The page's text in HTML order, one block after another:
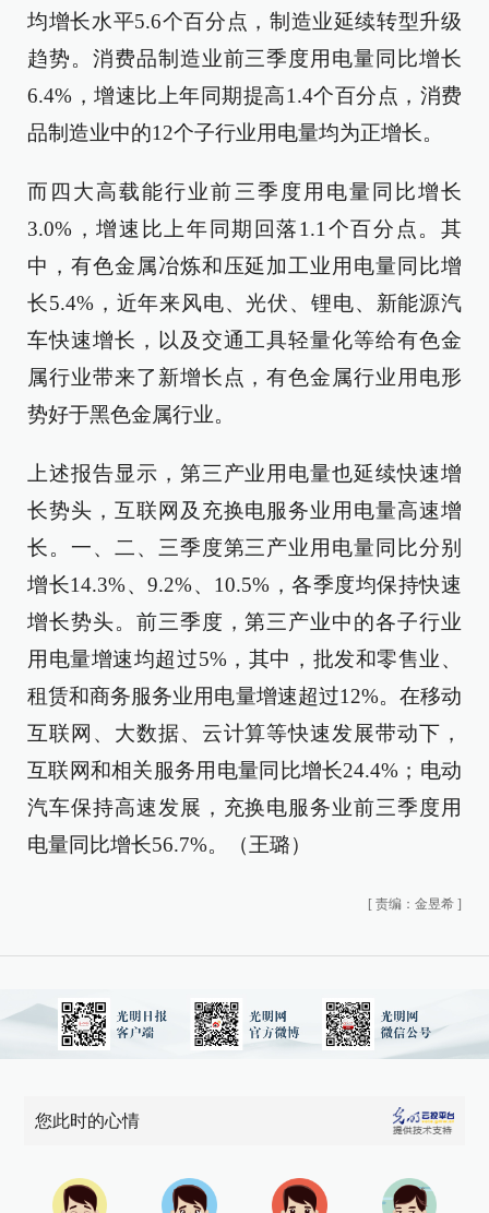
均增长水平5.6个百分点，制造业延续转型升级
趋势。消费品制造业前三季度用电量同比增长
6.4%，增速比上年同期提高1.4个百分点，消费
品制造业中的12个子行业用电量均为正增长。
而四大高载能行业前三季度用电量同比增长
3.0%，增速比上年同期回落1.1个百分点。其
中，有色金属冶炼和压延加工业用电量同比增
长5.4%，近年来风电、光伏、锂电、新能源汽
车快速增长，以及交通工具轻量化等给有色金
属行业带来了新增长点，有色金属行业用电形
势好于黑色金属行业。
上述报告显示，第三产业用电量也延续快速增
长势头，互联网及充换电服务业用电量高速增
长。一、二、三季度第三产业用电量同比分别
增长14.3%、9.2%、10.5%，各季度均保持快速
增长势头。前三季度，第三产业中的各子行业
用电量增速均超过5%，其中，批发和零售业、
租赁和商务服务业用电量增速超过12%。在移动
互联网、大数据、云计算等快速发展带动下，
互联网和相关服务用电量同比增长24.4%；电动
汽车保持高速发展，充换电服务业前三季度用
电量同比增长56.7%。（王璐）
[ 责编：金昱希 ]
您此时的心情